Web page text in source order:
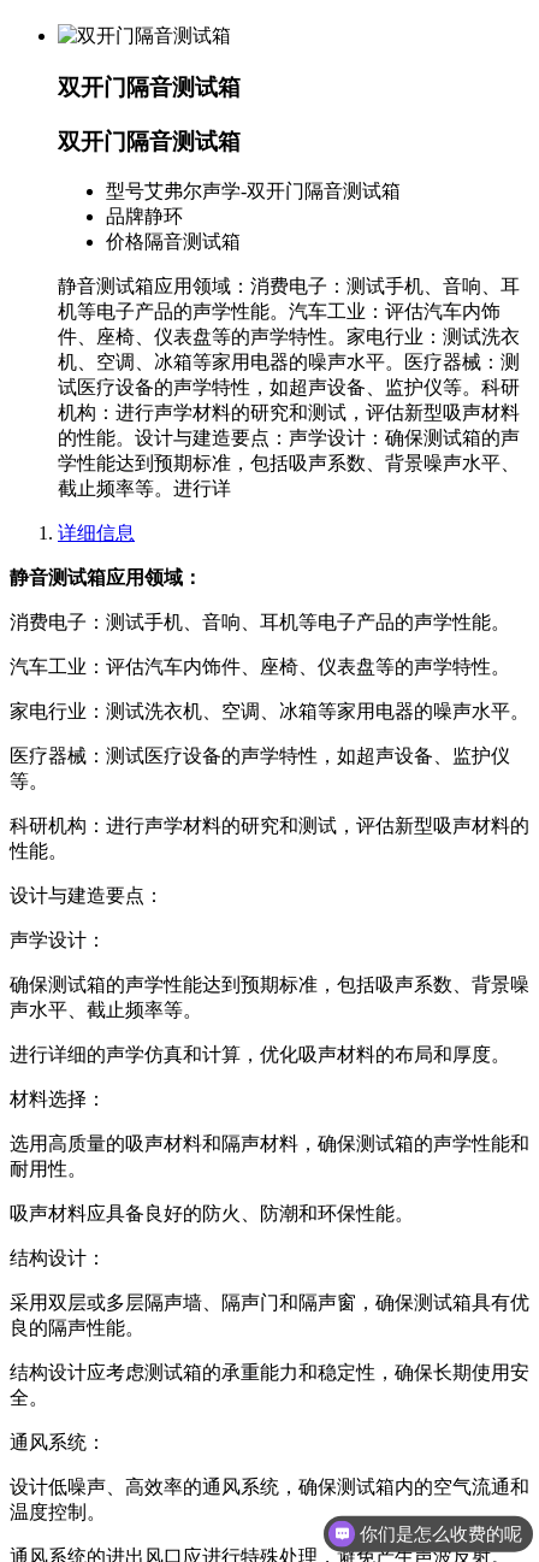
双开门隔音测试箱
双开门隔音测试箱
型号艾弗尔声学-双开门隔音测试箱
品牌静环
价格隔音测试箱
静音测试箱应用领域：消费电子：测试手机、音响、耳
机等电子产品的声学性能。汽车工业：评估汽车内饰
件、座椅、仪表盘等的声学特性。家电行业：测试洗衣
机、空调、冰箱等家用电器的噪声水平。医疗器械：测
试医疗设备的声学特性，如超声设备、监护仪等。科研
机构：进行声学材料的研究和测试，评估新型吸声材料
的性能。设计与建造要点：声学设计：确保测试箱的声
学性能达到预期标准，包括吸声系数、背景噪声水平、
截止频率等。进行详
详细信息
静音测试箱应用领域：
消费电子：测试手机、音响、耳机等电子产品的声学性能。
汽车工业：评估汽车内饰件、座椅、仪表盘等的声学特性。
家电行业：测试洗衣机、空调、冰箱等家用电器的噪声水平。
医疗器械：测试医疗设备的声学特性，如超声设备、监护仪
等。
科研机构：进行声学材料的研究和测试，评估新型吸声材料的
性能。
设计与建造要点：
声学设计：
确保测试箱的声学性能达到预期标准，包括吸声系数、背景噪
声水平、截止频率等。
进行详细的声学仿真和计算，优化吸声材料的布局和厚度。
材料选择：
选用高质量的吸声材料和隔声材料，确保测试箱的声学性能和
耐用性。
吸声材料应具备良好的防火、防潮和环保性能。
结构设计：
采用双层或多层隔声墙、隔声门和隔声窗，确保测试箱具有优
良的隔声性能。
结构设计应考虑测试箱的承重能力和稳定性，确保长期使用安
全。
通风系统：
设计低噪声、高效率的通风系统，确保测试箱内的空气流通和
温度控制。
通风系统的进出风口应进行特殊处理，避免产生声波反射。
你们是怎么收费的呢